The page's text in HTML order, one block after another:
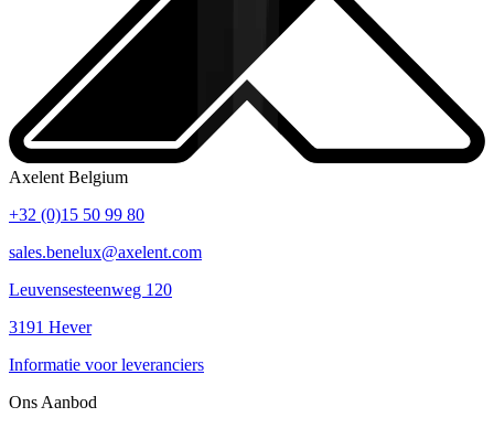
Axelent Belgium
+32 (0)15 50 99 80
sales.benelux@axelent.com
Leuvensesteenweg 120
3191 Hever
Informatie voor leveranciers
Ons Aanbod